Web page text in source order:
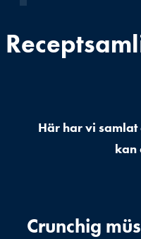
Här har vi
kan
Crunchig